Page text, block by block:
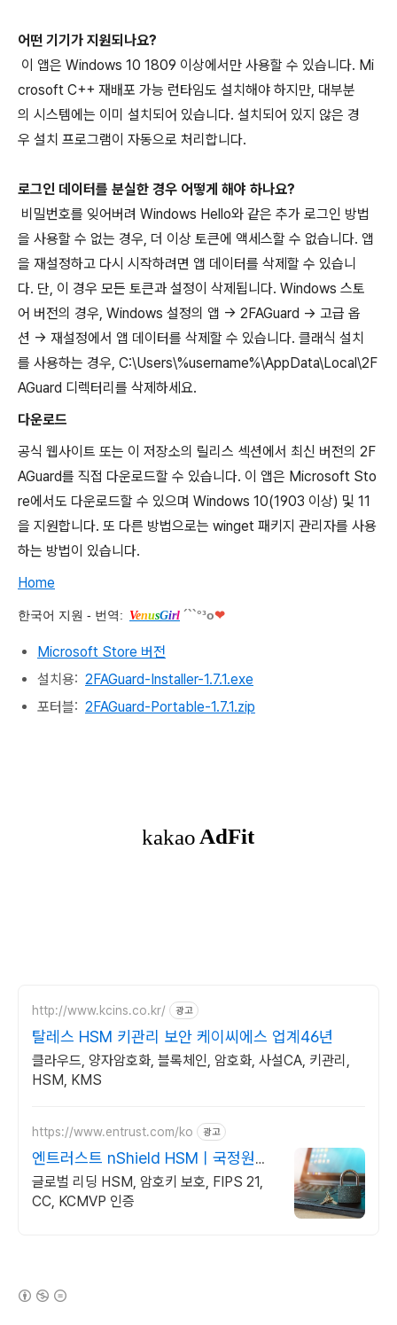
어떤 기기가 지원되나요?
이 앱은 Windows 10 1809 이상에서만 사용할 수 있습니다. Mi
crosoft C++ 재배포 가능 런타임도 설치해야 하지만, 대부분
의 시스템에는 이미 설치되어 있습니다. 설치되어 있지 않은 경
우 설치 프로그램이 자동으로 처리합니다.
로그인 데이터를 분실한 경우 어떻게 해야 하나요?
비밀번호를 잊어버려 Windows Hello와 같은 추가 로그인 방법
을 사용할 수 없는 경우, 더 이상 토큰에 액세스할 수 없습니다. 앱
을 재설정하고 다시 시작하려면 앱 데이터를 삭제할 수 있습니
다. 단, 이 경우 모든 토큰과 설정이 삭제됩니다. Windows 스토
어 버전의 경우, Windows 설정의 앱 -> 2FAGuard -> 고급 옵
션 -> 재설정에서 앱 데이터를 삭제할 수 있습니다. 클래식 설치
를 사용하는 경우, C:\Users\%username%\AppData\Local\2F
AGuard 디렉터리를 삭제하세요.
다운로드
공식 웹사이트 또는 이 저장소의 릴리스 섹션에서 최신 버전의 2F
AGuard를 직접 다운로드할 수 있습니다. 이 앱은 Microsoft Sto
re에서도 다운로드할 수 있으며 Windows 10(1903 이상) 및 11
을 지원합니다. 또 다른 방법으로는 winget 패키지 관리자를 사용
하는 방법이 있습니다.
Home
한국어 지원 - 번역: VenusGirl ´``°³о❤
Microsoft Store 버전
설치용: 2FAGuard-Installer-1.7.1.exe
포터블: 2FAGuard-Portable-1.7.1.zip
http://www.kcins.co.kr/ 광고
탈레스 HSM 키관리 보안 케이씨에스 업계46년
클라우드, 양자암호화, 블록체인, 암호화, 사설CA, 키관리,
HSM, KMS
https://www.entrust.com/ko 광고
엔트러스트 nShield HSMㅣ국정원인
증
글로벌 리딩 HSM, 암호키 보호, FIPS 21,
CC, KCMVP 인증